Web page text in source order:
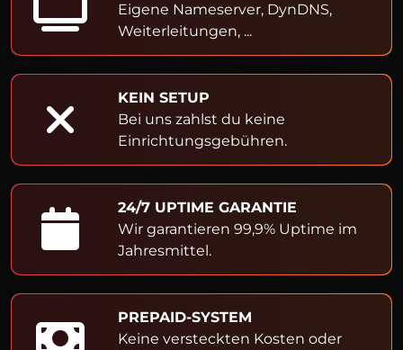
Eigene Nameserver, DynDNS,
Weiterleitungen, ...
KEIN SETUP
Bei uns zahlst du keine
Einrichtungsgebühren.
24/7 UPTIME GARANTIE
Wir garantieren 99,9% Uptime im
Jahresmittel.
PREPAID-SYSTEM
Keine versteckten Kosten oder